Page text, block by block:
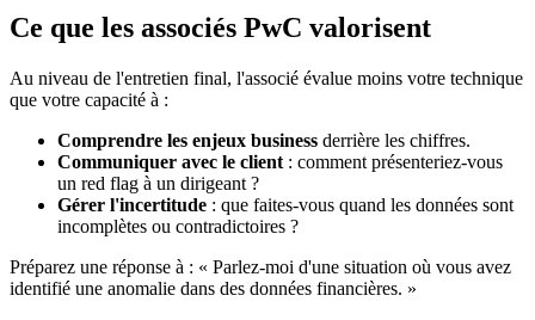
Ce que les associés PwC valorisent
Au niveau de l'entretien final, l'associé évalue moins votre technique
que votre capacité à :
Comprendre les enjeux business derrière les chiffres.
Communiquer avec le client : comment présenteriez-vous
un red flag à un dirigeant ?
Gérer l'incertitude : que faites-vous quand les données sont
incomplètes ou contradictoires ?
Préparez une réponse à : « Parlez-moi d'une situation où vous avez
identifié une anomalie dans des données financières. »